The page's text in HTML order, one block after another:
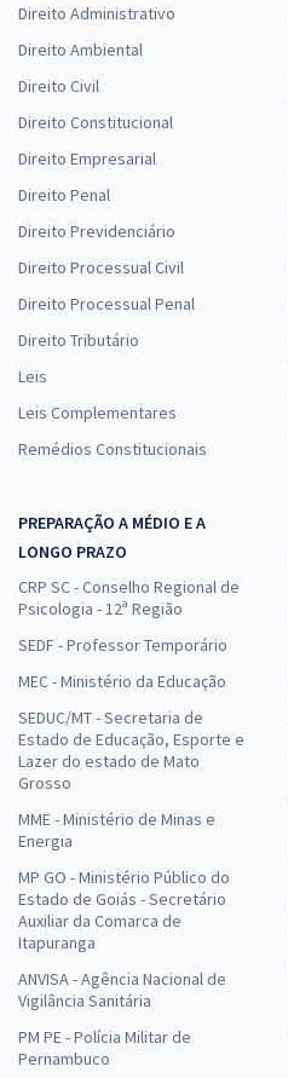
Direito Administrativo
Direito Ambiental
Direito Civil
Direito Constitucional
Direito Empresarial
Direito Penal
Direito Previdenciário
Direito Processual Civil
Direito Processual Penal
Direito Tributário
Leis
Leis Complementares
Remédios Constitucionais
PREPARAÇÃO A MÉDIO E A
LONGO PRAZO
CRP SC - Conselho Regional de
Psicologia - 12ª Região
SEDF - Professor Temporário
MEC - Ministério da Educação
SEDUC/MT - Secretaria de
Estado de Educação, Esporte e
Lazer do estado de Mato
Grosso
MME - Ministério de Minas e
Energia
MP GO - Ministério Público do
Estado de Goiás - Secretário
Auxiliar da Comarca de
Itapuranga
ANVISA - Agência Nacional de
Vigilância Sanitária
PM PE - Polícia Militar de
Pernambuco